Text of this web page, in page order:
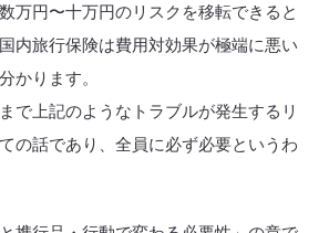
万円〜十万円のリスクを移転できると
内旅行保険は費用対効果が極端に悪い
かります。
で上記のようなトラブルが発生するリ
の話であり、全員に必ず必要というわ